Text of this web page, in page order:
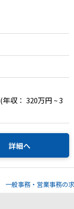
(年収： 320万円 ~ 3
詳細へ
一般事務・営業事務の